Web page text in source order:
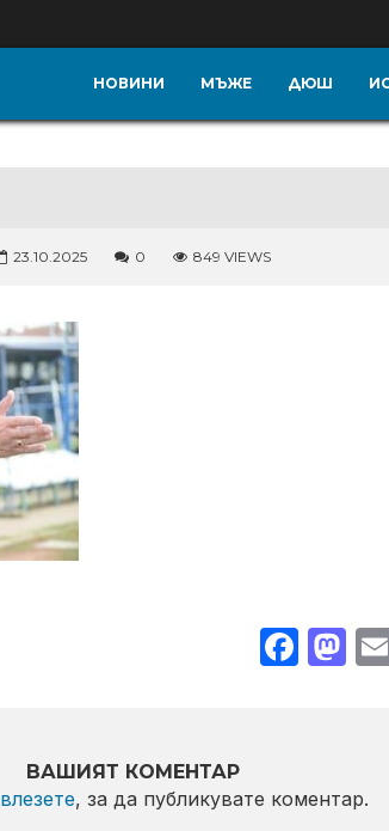
НОВИНИ МЪЖЕ ДЮШ
23.10.2025 0 849 VIEWS
ВАШИЯТ КОМЕНТАР
влезете, за да публикувате коментар.